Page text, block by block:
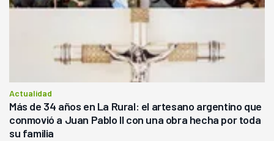
Actualidad
Más de 34 años en La Rural: el artesano argentino que
conmovió a Juan Pablo II con una obra hecha por toda
su familia